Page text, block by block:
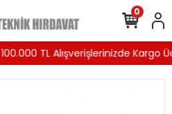
100.000 TL Alışverişlerinizde Kargo
0